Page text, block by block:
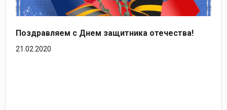
Поздравляем с Днем защитника отечества!
21.02.2020